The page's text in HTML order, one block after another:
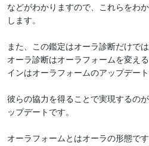
などがわかりますので、これらをわ
します。
また、この鑑定はオーラ診断だけでは
オーラ診断はオーラフォームを変え
インはオーラフォームのアップデート
彼らの協力を得ることで実現するの
ップデートです。
オーラフォームとはオーラの形態です